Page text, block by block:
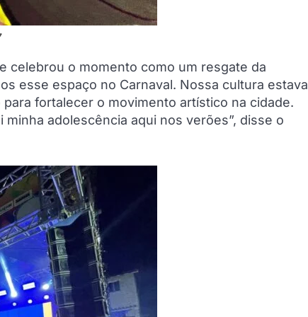
celebrou o momento como um resgate da
esse espaço no Carnaval. Nossa cultura estava
fortalecer o movimento artístico na cidade.
adolescência aqui nos verões”, disse o